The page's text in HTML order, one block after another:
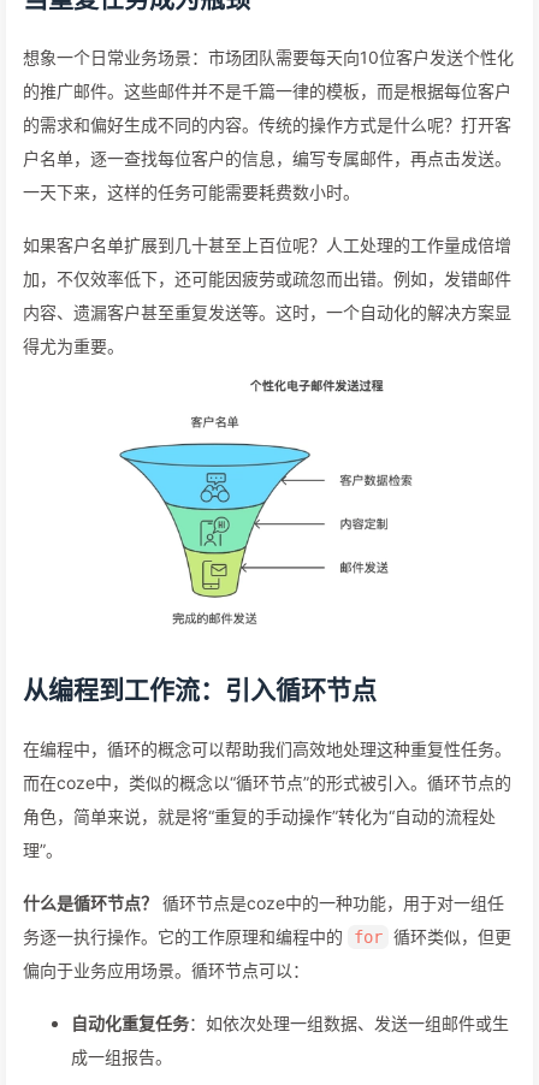
想象一个日常业务场景：市场团队需要每天向10位客户发送个性化
的推广邮件。这些邮件并不是千篇一律的模板，而是根据每位客户
的需求和偏好生成不同的内容。传统的操作方式是什么呢？打开客
户名单，逐一查找每位客户的信息，编写专属邮件，再点击发送。
一天下来，这样的任务可能需要耗费数小时。
如果客户名单扩展到几十甚至上百位呢？人工处理的工作量成倍增
加，不仅效率低下，还可能因疲劳或疏忽而出错。例如，发错邮件
内容、遗漏客户甚至重复发送等。这时，一个自动化的解决方案显
得尤为重要。
从编程到工作流：引入循环节点
在编程中，循环的概念可以帮助我们高效地处理这种重复性任务。
而在coze中，类似的概念以“循环节点”的形式被引入。循环节点的
角色，简单来说，就是将“重复的手动操作”转化为“自动的流程处
理”。
什么是循环节点？
循环节点是coze中的一种功能，用于对一组任
务逐一执行操作。它的工作原理和编程中的
for 循环类似，但更
偏向于业务应用场景。循环节点可以：
自动化重复任务：如依次处理一组数据、发送一组邮件或生
成一组报告。